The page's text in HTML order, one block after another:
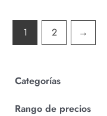
Categorías
Rango de precios
1 2 →